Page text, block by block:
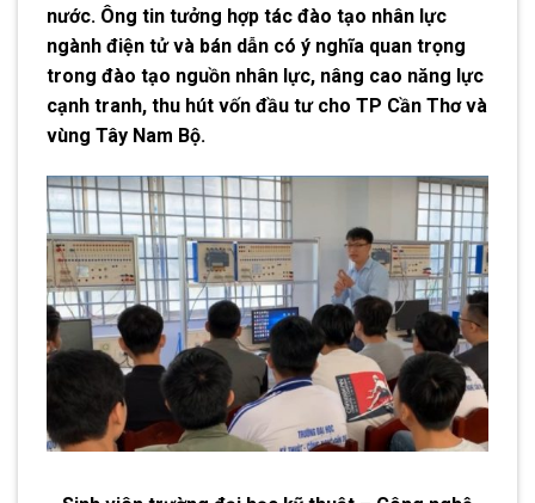
nước. Ông tin tưởng hợp tác đào tạo nhân lực
ngành điện tử và bán dẫn có ý nghĩa quan trọng
trong đào tạo nguồn nhân lực, nâng cao năng lực
cạnh tranh, thu hút vốn đầu tư cho TP Cần Thơ và
vùng Tây Nam Bộ.